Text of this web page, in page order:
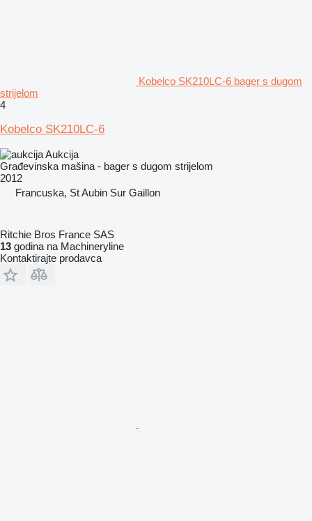
Kobelco SK210LC-6 bager s dugom
strijelom
4
Kobelco SK210LC-6
Aukcija
Građevinska mašina - bager s dugom strijelom
2012
Francuska, St Aubin Sur Gaillon
Ritchie Bros France SAS
13 godina na Machineryline
Kontaktirajte prodavca